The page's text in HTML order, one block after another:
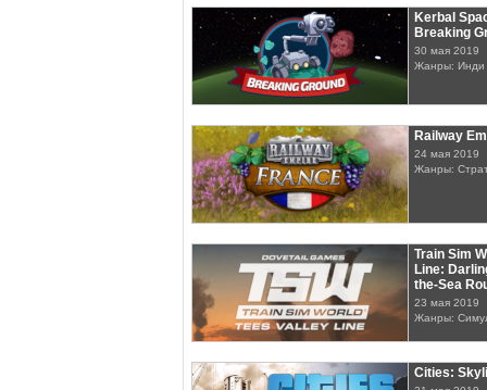
Kerbal
Breaking
30 мая 2019
Жанры: Инди
Railway
24 мая 2019
Жанры:
Train Sim
Line:
the-Sea
23 мая 2019
Жанры:
Cities: